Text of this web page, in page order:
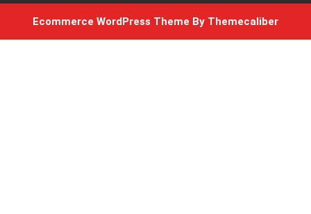
Ecommerce WordPress Theme By Themecaliber